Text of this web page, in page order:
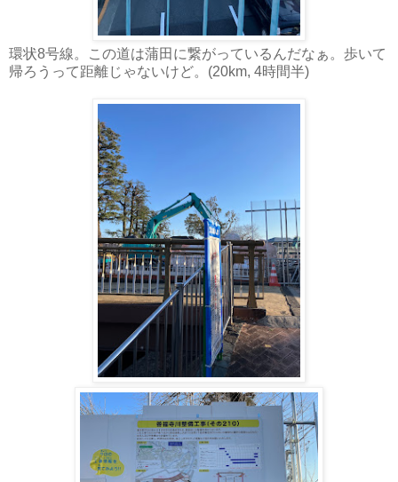
環状8号線。この道は蒲田に繋がっているんだなぁ。歩いて
帰ろうって距離じゃないけど。(20km, 4時間半)